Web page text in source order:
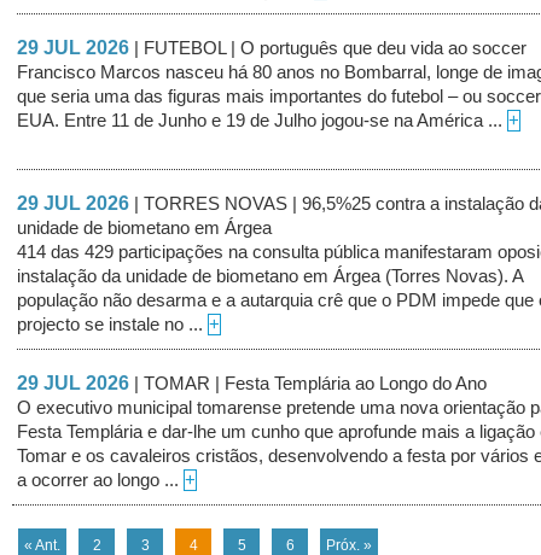
29 JUL 2026
| FUTEBOL | O português que deu vida ao soccer
Francisco Marcos nasceu há 80 anos no Bombarral, longe de
que seria uma das figuras mais importantes do futebol – ou
EUA. Entre 11 de Junho e 19 de Julho jogou-se na América ... +
29 JUL 2026
| TORRES NOVAS | 96,5%25 contra a instalação
unidade de biometano em Árgea
414 das 429 participações na consulta pública manifestaram
instalação da unidade de biometano em Árgea (Torres Novas). A
população não desarma e a autarquia crê que o PDM impede que
projecto se instale no ... +
29 JUL 2026
| TOMAR | Festa Templária ao Longo do Ano
O executivo municipal tomarense pretende uma nova orientação
Festa Templária e dar-lhe um cunho que aprofunde mais a ligação
Tomar e os cavaleiros cristãos, desenvolvendo a festa por vários
a ocorrer ao longo ... +
« Ant. 2 3 4 5 6 Próx. »